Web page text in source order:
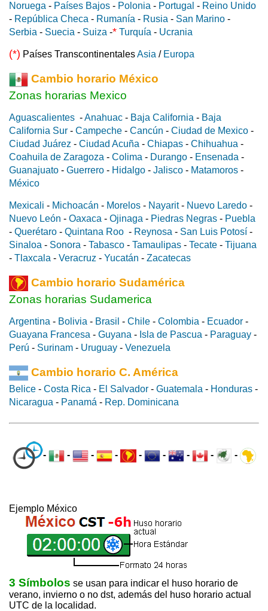
Noruega - Países Bajos - Polonia - Portugal - Reino Unido
- República Checa - Rumanía - Rusia - San Marino -
Serbia - Suecia - Suiza -* Turquía - Ucrania
(*) Países TranscontinentalesAsia / Europa
Cambio horario México
Zonas horarias Mexico
Aguascalientes -Anahuac - Baja California - Baja
California Sur - Campeche - Cancún - Ciudad de Mexico -
Ciudad Juárez - Ciudad Acuña - Chiapas - Chihuahua -
Coahuila de Zaragoza - Colima - Durango - Ensenada -
Guanajuato - Guerrero - Hidalgo - Jalisco - Matamoros -
México
Mexicali - Michoacán - Morelos - Nayarit- Nuevo Laredo -
Nuevo León - Oaxaca - Ojinaga - Piedras Negras - Puebla
- Querétaro - Quintana Roo - Reynosa - San Luis Potosí -
Sinaloa - Sonora - Tabasco - Tamaulipas - Tecate - Tijuana
- Tlaxcala - Veracruz - Yucatán - Zacatecas
Cambio horario Sudamérica
Zonas horarias Sudamerica
Argentina - Bolivia - Brasil - Chile - Colombia - Ecuador -
Guayana Francesa - Guyana - Isla de Pascua - Paraguay -
Perú - Surinam - Uruguay - Venezuela
Cambio horario C. América
Belice - Costa Rica - El Salvador - Guatemala - Honduras -
Nicaragua - Panamá - Rep. Dominicana
- - - - - - - - -
Ejemplo México
3 Símbolos se usan para indicar el huso horario de
verano, invierno o no dst, además del huso horario actual
UTC de la localidad.